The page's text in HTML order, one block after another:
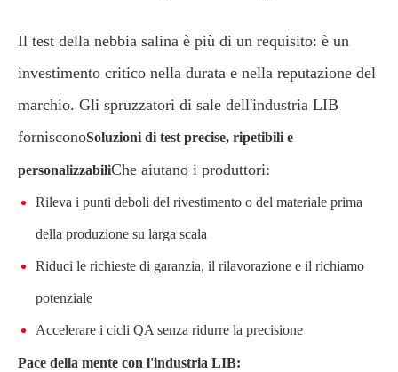
Il test della nebbia salina è più di un requisito: è un
investimento critico nella durata e nella reputazione del
marchio. Gli spruzzatori di sale dell'industria LIB
fornisconoSoluzioni di test precise, ripetibili e
personalizzabiliChe aiutano i produttori:
Rileva i punti deboli del rivestimento o del materiale prima
della produzione su larga scala
Riduci le richieste di garanzia, il rilavorazione e il richiamo
potenziale
Accelerare i cicli QA senza ridurre la precisione
Pace della mente con l'industria LIB: